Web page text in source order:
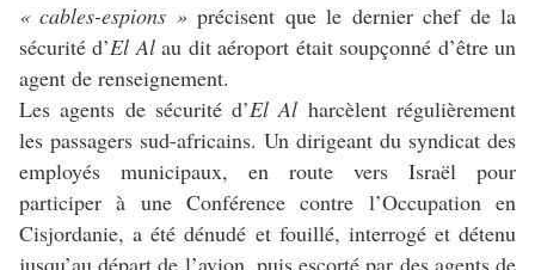
« cables-espions »précisent que le dernier chef de la
sécurité d’El Alau dit aéroport était soupçonné d’être un
agent de renseignement.
Les agents de sécurité d’El Al harcèlent régulièrement
les passagers sud-africains. Un dirigeant du syndicat des
employés municipaux, en route vers Israël pour
participer à une Conférence contre l’Occupation en
Cisjordanie, a été dénudé et fouillé, interrogé et détenu
jusqu’au départ de l’avion, puis escorté par des agents de